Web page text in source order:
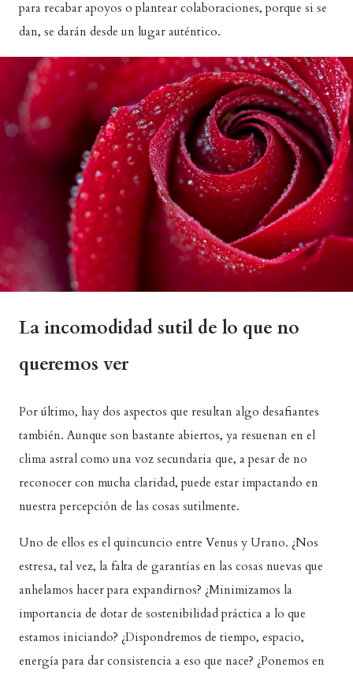
para recabar apoyos o plantear colaboraciones, porque si se
dan, se darán desde un lugar auténtico.
La incomodidad sutil de lo que no
queremos ver
Por último, hay dos aspectos que resultan algo desafiantes
también. Aunque son bastante abiertos, ya resuenan en el
clima astral como una voz secundaria que, a pesar de no
reconocer con mucha claridad, puede estar impactando en
nuestra percepción de las cosas sutilmente.
Uno de ellos es el quincuncio entre Venus y Urano. ¿Nos
estresa, tal vez, la falta de garantías en las cosas nuevas que
anhelamos hacer para expandirnos? ¿Minimizamos la
importancia de dotar de sostenibilidad práctica a lo que
estamos iniciando? ¿Dispondremos de tiempo, espacio,
energía para dar consistencia a eso que nace? ¿Ponemos en